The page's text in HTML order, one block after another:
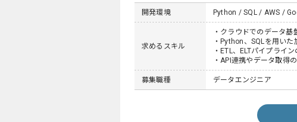
開発環境 Python / SQL / AWS /
求めるスキル
・クラウドでのデータ基
・Python、SQLを用い
・ETL、ELTパイプライ
・API連携やデータ取得
募集職種 データエンジニア